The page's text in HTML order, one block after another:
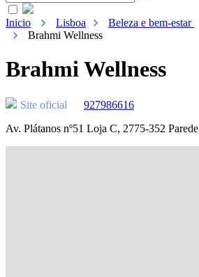
Inicio Lisboa Beleza e bem-estar
Brahmi Wellness
Brahmi Wellness
Site oficial
927986616
Av. Plátanos nº51 Loja C, 2775-352 Parede